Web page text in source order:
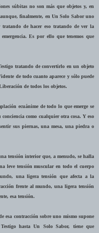
súbitas no son más que objetos y, en
finalmente, en Un Solo Sabor uno
tratando de hacer eso tratando de ver la
Es por ello que tenemos que
tratando de convertirlo en un objeto
de todo cuanto aparece y sólo puede
de todos los objetos.
ecuánime de todo lo que emerge se
conciencia como cualquier otra cosa. Y eso
sus piernas, una mesa, una piedra o
tensión interior que, a menudo, se halla
leve tensión muscular en todo el cuerpo
una ligera tensión que afecta a la
frente al mundo, una ligera tensión
esa tensión.
esa contracción sobre uno mismo supone
hasta Un Solo Sabor, tiene que